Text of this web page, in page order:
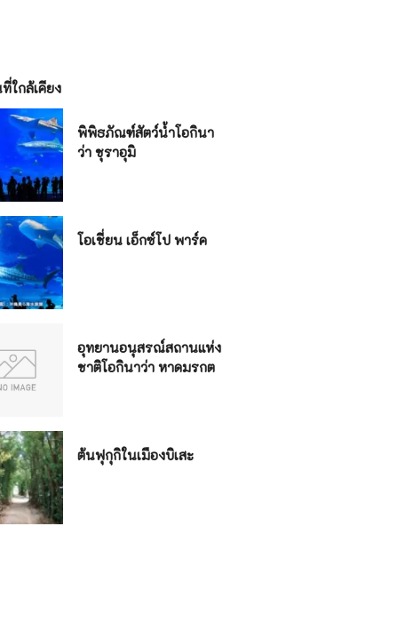
ใกล้เคียง
พิพิธภัณฑ์สัตว์น้ำโอกินา
ว่า ชุราอุมิ
โอเชี่ยน เอ็กซ์โป พาร์ค
อุทยานอนุสรณ์สถานแห่ง
ชาติโอกินาว่า หาดมรกต
ต้นฟุกุกิในเมืองบิเสะ